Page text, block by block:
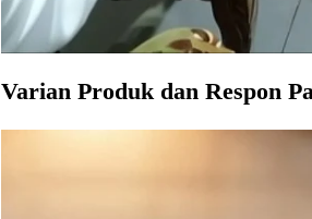
Varian Produk dan Respon